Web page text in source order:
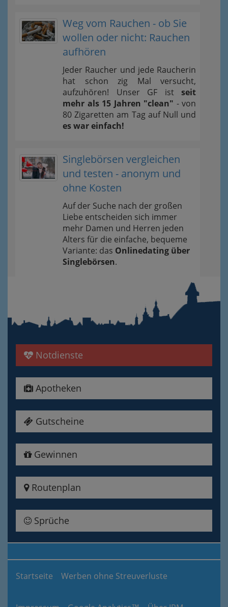
Weg vom Rauchen - ob Sie
wollen oder nicht: Rauchen
aufhören
Jeder Raucher und jede Raucherin
hat schon zig Mal versucht,
aufzuhören! Unser GF ist seit
mehr als 15 Jahren "clean" - von
80 Zigaretten am Tag auf Null und
es war einfach!
Singlebörsen vergleichen
und testen - anonym und
ohne Kosten
Auf der Suche nach der großen
Liebe entscheiden sich immer
mehr Damen und Herren jeden
Alters für die einfache, bequeme
Variante: das Onlinedating über
Singlebörsen.
Notdienste
Apotheken
Gutscheine
Gewinnen
Routenplan
Sprüche
Startseite Werben ohne Streuverluste